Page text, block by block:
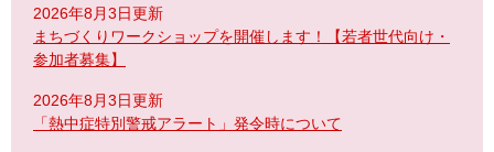
2026年8月3日更新
まちづくりワークショップを開催します！【若者世代向け・
参加者募集】
2026年8月3日更新
「熱中症特別警戒アラート」発令時について